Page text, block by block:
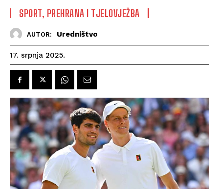
SPORT, PREHRANA I TJELOVJEŽBA
AUTOR: Uredništvo
17. srpnja 2025.